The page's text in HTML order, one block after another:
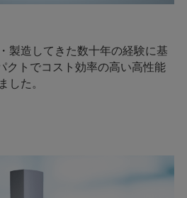
製造してきた数十年の経験に基
クトでコスト効率の高い高性能
した。